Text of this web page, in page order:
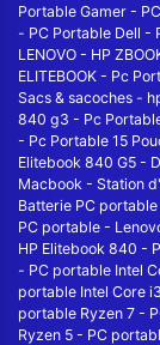
Portable Gamer -
- PC Portable Dell -
LENOVO - HP
ELITEBOOK - Pc
Sacs & sacoches -
840 g3 - Pc
- Pc Portable 15
Elitebook 840 G5 -
Macbook - Station
Batterie PC portable
PC portable -
HP Elitebook 840 -
- PC portable Intel
portable Intel Core i3
portable Ryzen 7 -
Ryzen 5 - PC